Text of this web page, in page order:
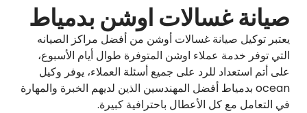
صيانة غسالات اوشن بدمياط
يعتبر توكيل صيانة غسالات أوشن من أفضل مراكز الصيانه
التي توفر خدمة عملاء اوشن المتوفرة طوال أيام الأسبوع،
على أتم استعداد للرد على جميع أسئلة العملاء، يوفر وكيل
ocean بدمياط أفضل المهندسين الذين لديهم الخبرة والمهارة
في التعامل مع كل الأعطال باحترافية كبيرة.